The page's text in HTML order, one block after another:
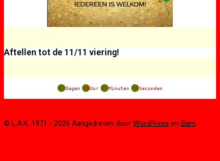
Aftellen tot de 11/11 viering!
97Dagen 16Uur 07Minuten 14Seconden
© L.A.K. 1971 - 2026 Aangedreven door WordPress en Bam